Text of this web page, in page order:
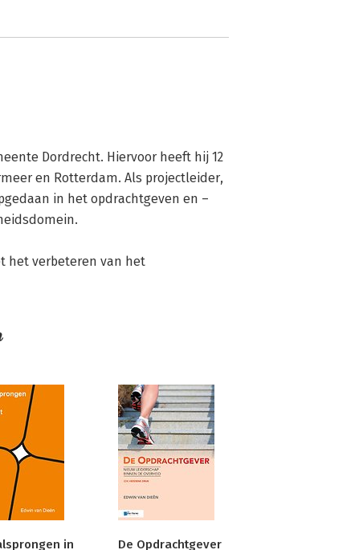
Dordrecht. Hiervoor heeft hij 12
en Rotterdam. Als projectleider,
in het opdrachtgeven en –
het verbeteren van het
in De Opdrachtgever